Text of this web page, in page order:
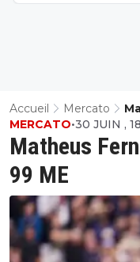
Accueil Mercato
ME
Matheus
99 ME
MERCATO•30 JUIN ,